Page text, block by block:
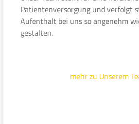
Patientenversorgung und verfolgt
Aufenthalt bei uns so angenehm
gestalten.
mehr zu Unserem